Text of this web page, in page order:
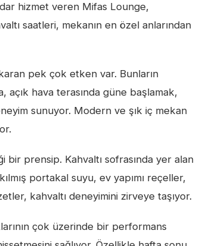
hizmet veren Mifas Lounge,
saatleri, mekanın en özel anlarından
pek çok etken var. Bunların
açık hava terasında güne başlamak,
sunuyor. Modern ve şık iç mekan
bir prensip. Kahvaltı sofrasında yer alan
portakal suyu, ev yapımı reçeller,
kahvaltı deneyimini zirveye taşıyor.
çok üzerinde bir performans